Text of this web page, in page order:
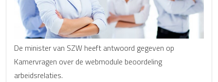
De minister van SZW heeft antwoord gegeven op
Kamervragen over de webmodule beoordeling
arbeidsrelaties.